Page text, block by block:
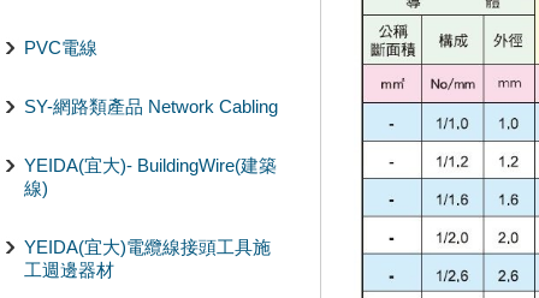
PVC電線
SY-網路類產品 Network Cabling
YEIDA(宜大)- BuildingWire(建築
線)
YEIDA(宜大)電纜線接頭工具施
工週邊器材